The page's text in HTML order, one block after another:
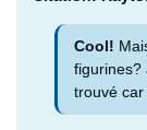
Cool!
figurines?
trouvé